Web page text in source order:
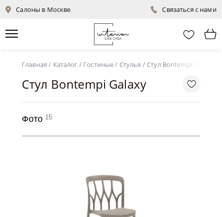
Салоны в Москве Связаться с нами
Главная / Каталог / Гостиные/ Стулья / Стул Bontempi Galaxy
Стул Bontempi Galaxy
Фото 15